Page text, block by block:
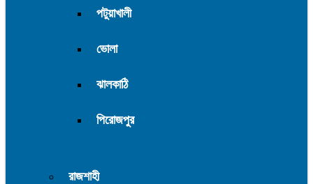
পটুয়াখালী
ভোলা
ঝালকাঠি
পিরোজপুর
রাজশাহী